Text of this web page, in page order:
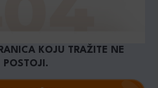
KOJU TRAŽITE NE
POSTOJI.